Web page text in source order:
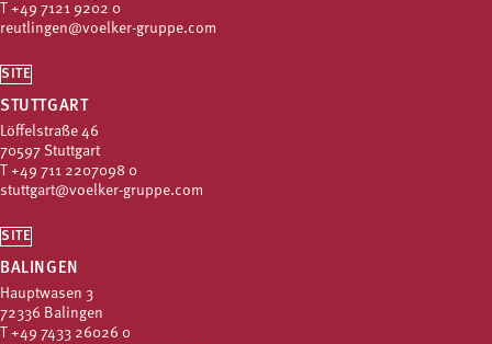
T +49 7121 9202 0
reutlingen@voelker-gruppe.com
SITE
STUTTGART
Löffelstraße 46
70597 Stuttgart
T +49 711 2207098 0
stuttgart@voelker-gruppe.com
SITE
BALINGEN
Hauptwasen 3
72336 Balingen
T +49 7433 26026 0